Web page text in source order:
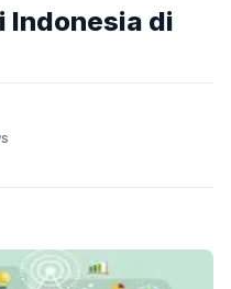
Indonesia di